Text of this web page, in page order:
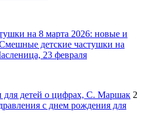
на 8 марта 2026: новые и
детские частушки на
23 февраля
для детей о цифрах, С. Маршак 2
с днем рождения для